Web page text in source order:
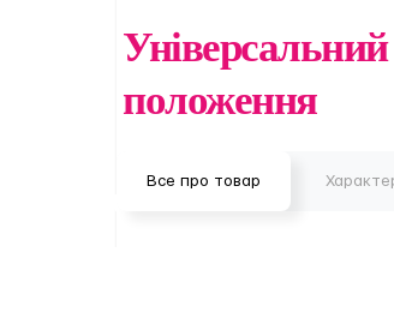
положення
Все про товар